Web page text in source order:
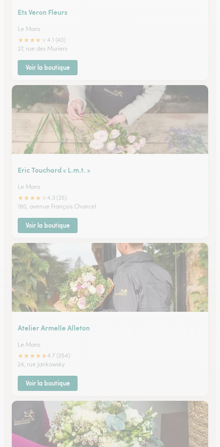
Ets Veron Fleurs
Le Mans
★★★★
4.1 (40)
27, rue des Muriers
Voir la boutique
Eric Touchard « L.m.t. »
Le Mans
★★★★
4.3 (25)
180, avenue François Chancel
Voir la boutique
Atelier Armelle Alleton
Le Mans
★★★★★4.7 (254)
24, rue Jankowsky
Voir la boutique